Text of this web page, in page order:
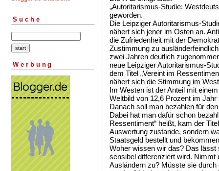
Suche
Werbung
„Autoritarismus-Studie:
geworden.
Die Leipziger Autoritarismus-
nähert sich jener im Osten an.
die Zufriedenheit mit der
Zustimmung zu
zwei Jahren deutlich
neue Leipziger Autoritarismus-
dem Titel „Vereint im
nähert sich die Stimmung im
Im Westen ist der Anteil mit
Weltbild von 12,6 Prozent im
Danach soll man bezahlen für
Dabei hat man dafür schon
Ressentiment“ heißt, kam der
Auswertung zustande, sondern
Staatsgeld bestellt und
Woher wissen wir das? Das
sensibel differenziert wird. Nimmt
Ausländern zu? Müsste sie durch